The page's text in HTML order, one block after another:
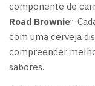
componente de
Road Brownie”.
com uma cerveja
compreender
sabores.